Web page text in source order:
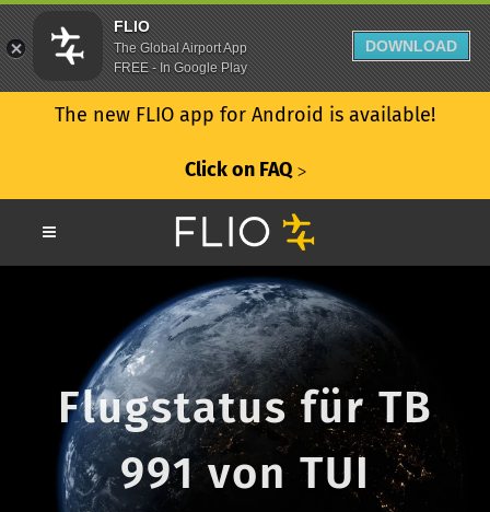
The new FLIO app for Android is available!
Click on FAQ ᐳ
Flugstatus für TB
991 von TUI
FLIO
The Global Airport App
FREE - In Google Play
DOWNLOAD